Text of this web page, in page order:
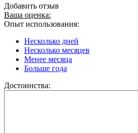
Добавить отзыв
Ваша оценка:
Опыт использования:
Несколько дней
Несколько месяцев
Менее месяца
Больше года
Достоинства: